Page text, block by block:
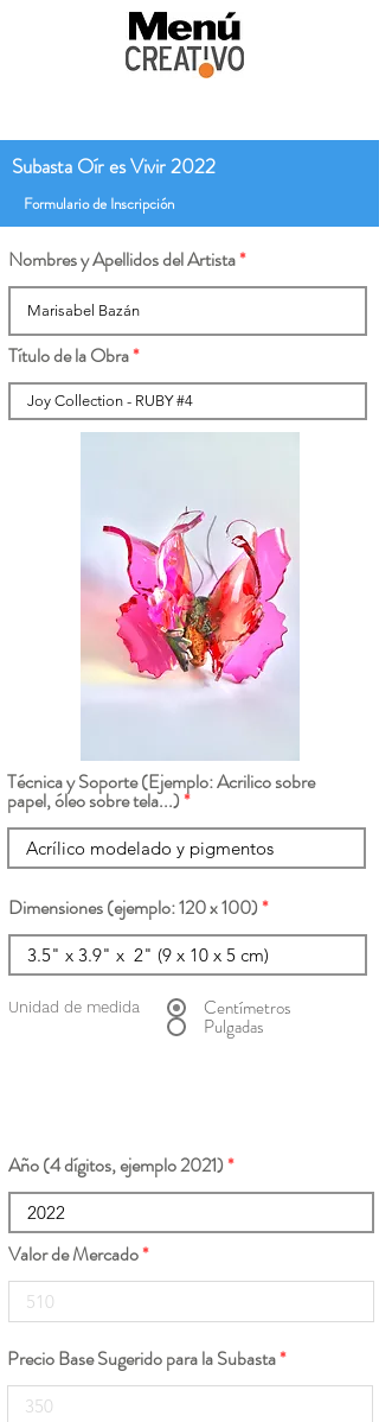
Subasta Oír es Vivir 2022
Formulario de Inscripción
Nombres y Apellidos del Artista
Título de la Obra
Técnica y Soporte (Ejemplo: Acrilico sobre
papel, óleo sobre tela...)
Dimensiones (ejemplo: 120 x 100)
Unidad de medida Centímetros
Pulgadas
Año (4 dígitos, ejemplo 2021)
Valor de Mercado
Precio Base Sugerido para la Subasta